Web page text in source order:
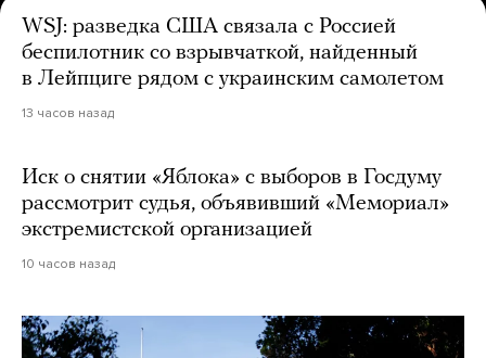
WSJ: разведка США связала с Россией
беспилотник со взрывчаткой, найденный
в Лейпциге рядом с украинским самолетом
13 часов назад
Иск о снятии «Яблока» с выборов в Госдуму
рассмотрит судья, объявивший «Мемориал»
экстремистской организацией
10 часов назад